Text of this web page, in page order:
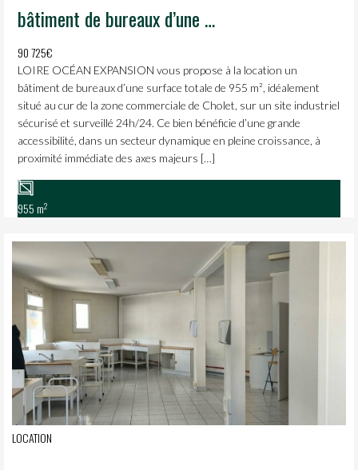
bâtiment de bureaux d’une surface totale de 955 m², idéalement situé au cur de la zone commerciale de Cholet, sur un site industriel sécurisé et surveillé 24h/24.
90 725€
LOIRE OCÉAN EXPANSION vous propose à la location un
bâtiment de bureaux d’une surface totale de 955 m², idéalement
situé au cur de la zone commerciale de Cholet, sur un site industriel
sécurisé et surveillé 24h/24. Ce bien bénéficie d’une grande
accessibilité, dans un secteur dynamique en pleine croissance, à
proximité immédiate des axes majeurs […]
955 m2
LOCATION